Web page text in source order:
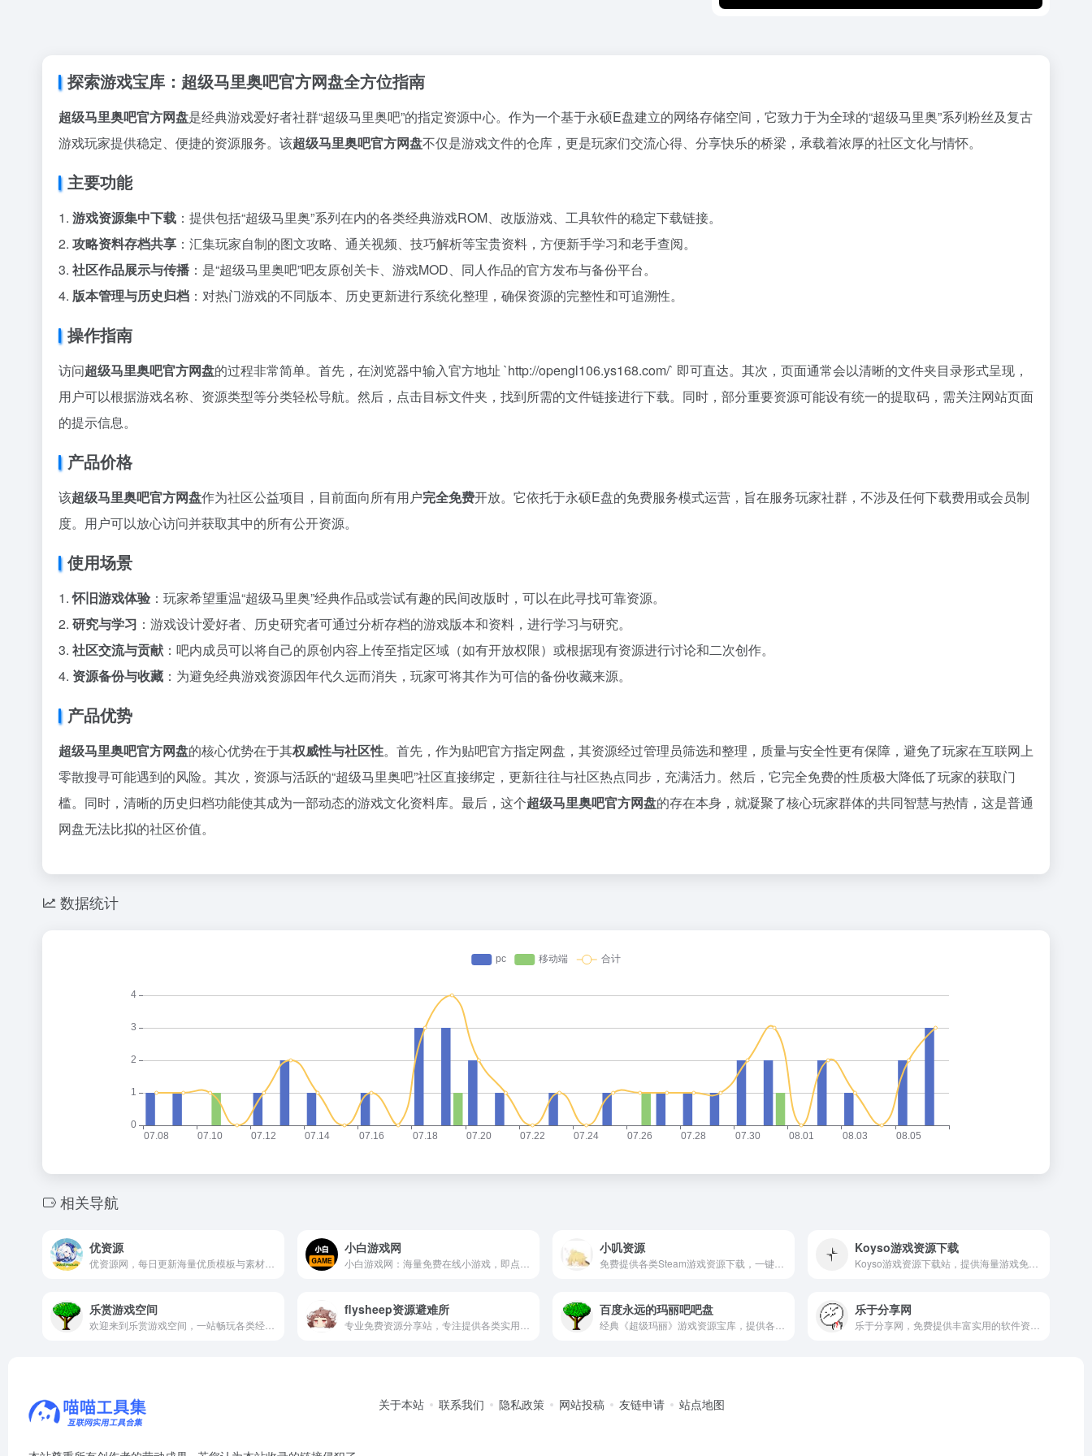
探索游戏宝库：超级马里奥吧官方网盘全方位指南
超级马里奥吧官方网盘是经典游戏爱好者社群“超级马里奥吧”的指定资源中心。作为一个基于永硕E盘建立的网络存储空间，它致力于为全球的“超级马里奥”系列粉丝及复古
游戏玩家提供稳定、便捷的资源服务。该超级马里奥吧官方网盘不仅是游戏文件的仓库，更是玩家们交流心得、分享快乐的桥梁，承载着浓厚的社区文化与情怀。
主要功能
1. 游戏资源集中下载 ：提供包括“超级马里奥”系列在内的各类经典游戏ROM、改版游戏、工具软件的稳定下载链接。
2. 攻略资料存档共享 ：汇集玩家自制的图文攻略、通关视频、技巧解析等宝贵资料，方便新手学习和老手查阅。
3. 社区作品展示与传播 ：是“超级马里奥吧”吧友原创关卡、游戏MOD、同人作品的官方发布与备份平台。
4. 版本管理与历史归档 ：对热门游戏的不同版本、历史更新进行系统化整理，确保资源的完整性和可追溯性。
操作指南
访问超级马里奥吧官方网盘的过程非常简单。首先，在浏览器中输入官方地址 `http://opengl106.ys168.com/` 即可直达。其次，页面通常会以清晰的文件夹目录形式呈现，
用户可以根据游戏名称、资源类型等分类轻松导航。然后，点击目标文件夹，找到所需的文件链接进行下载。同时，部分重要资源可能设有统一的提取码，需关注网站页面
的提示信息。
产品价格
该超级马里奥吧官方网盘作为社区公益项目，目前面向所有用户完全免费开放。它依托于永硕E盘的免费服务模式运营，旨在服务玩家社群，不涉及任何下载费用或会员制
度。用户可以放心访问并获取其中的所有公开资源。
使用场景
1.怀旧游戏体验 ：玩家希望重温“超级马里奥”经典作品或尝试有趣的民间改版时，可以在此寻找可靠资源。
2. 研究与学习 ：游戏设计爱好者、历史研究者可通过分析存档的游戏版本和资料，进行学习与研究。
3. 社区交流与贡献 ：吧内成员可以将自己的原创内容上传至指定区域（如有开放权限）或根据现有资源进行讨论和二次创作。
4. 资源备份与收藏 ：为避免经典游戏资源因年代久远而消失，玩家可将其作为可信的备份收藏来源。
产品优势
超级马里奥吧官方网盘的核心优势在于其权威性与社区性。首先，作为贴吧官方指定网盘，其资源经过管理员筛选和整理，质量与安全性更有保障，避免了玩家在互联网上
零散搜寻可能遇到的风险。其次，资源与活跃的“超级马里奥吧”社区直接绑定，更新往往与社区热点同步，充满活力。然后，它完全免费的性质极大降低了玩家的获取门
槛。同时，清晰的历史归档功能使其成为一部动态的游戏文化资料库。最后，这个超级马里奥吧官方网盘的存在本身，就凝聚了核心玩家群体的共同智慧与热情，这是普通
网盘无法比拟的社区价值。
数据统计
相关导航
优资源 小白游戏网 小叽资源 Koyso游戏资源下载
乐赏游戏空间 flysheep资源避难所 百度永远的玛丽吧吧盘 乐于分享网
关于本站 联系我们 隐私政策 网站投稿 友链申请 站点地图